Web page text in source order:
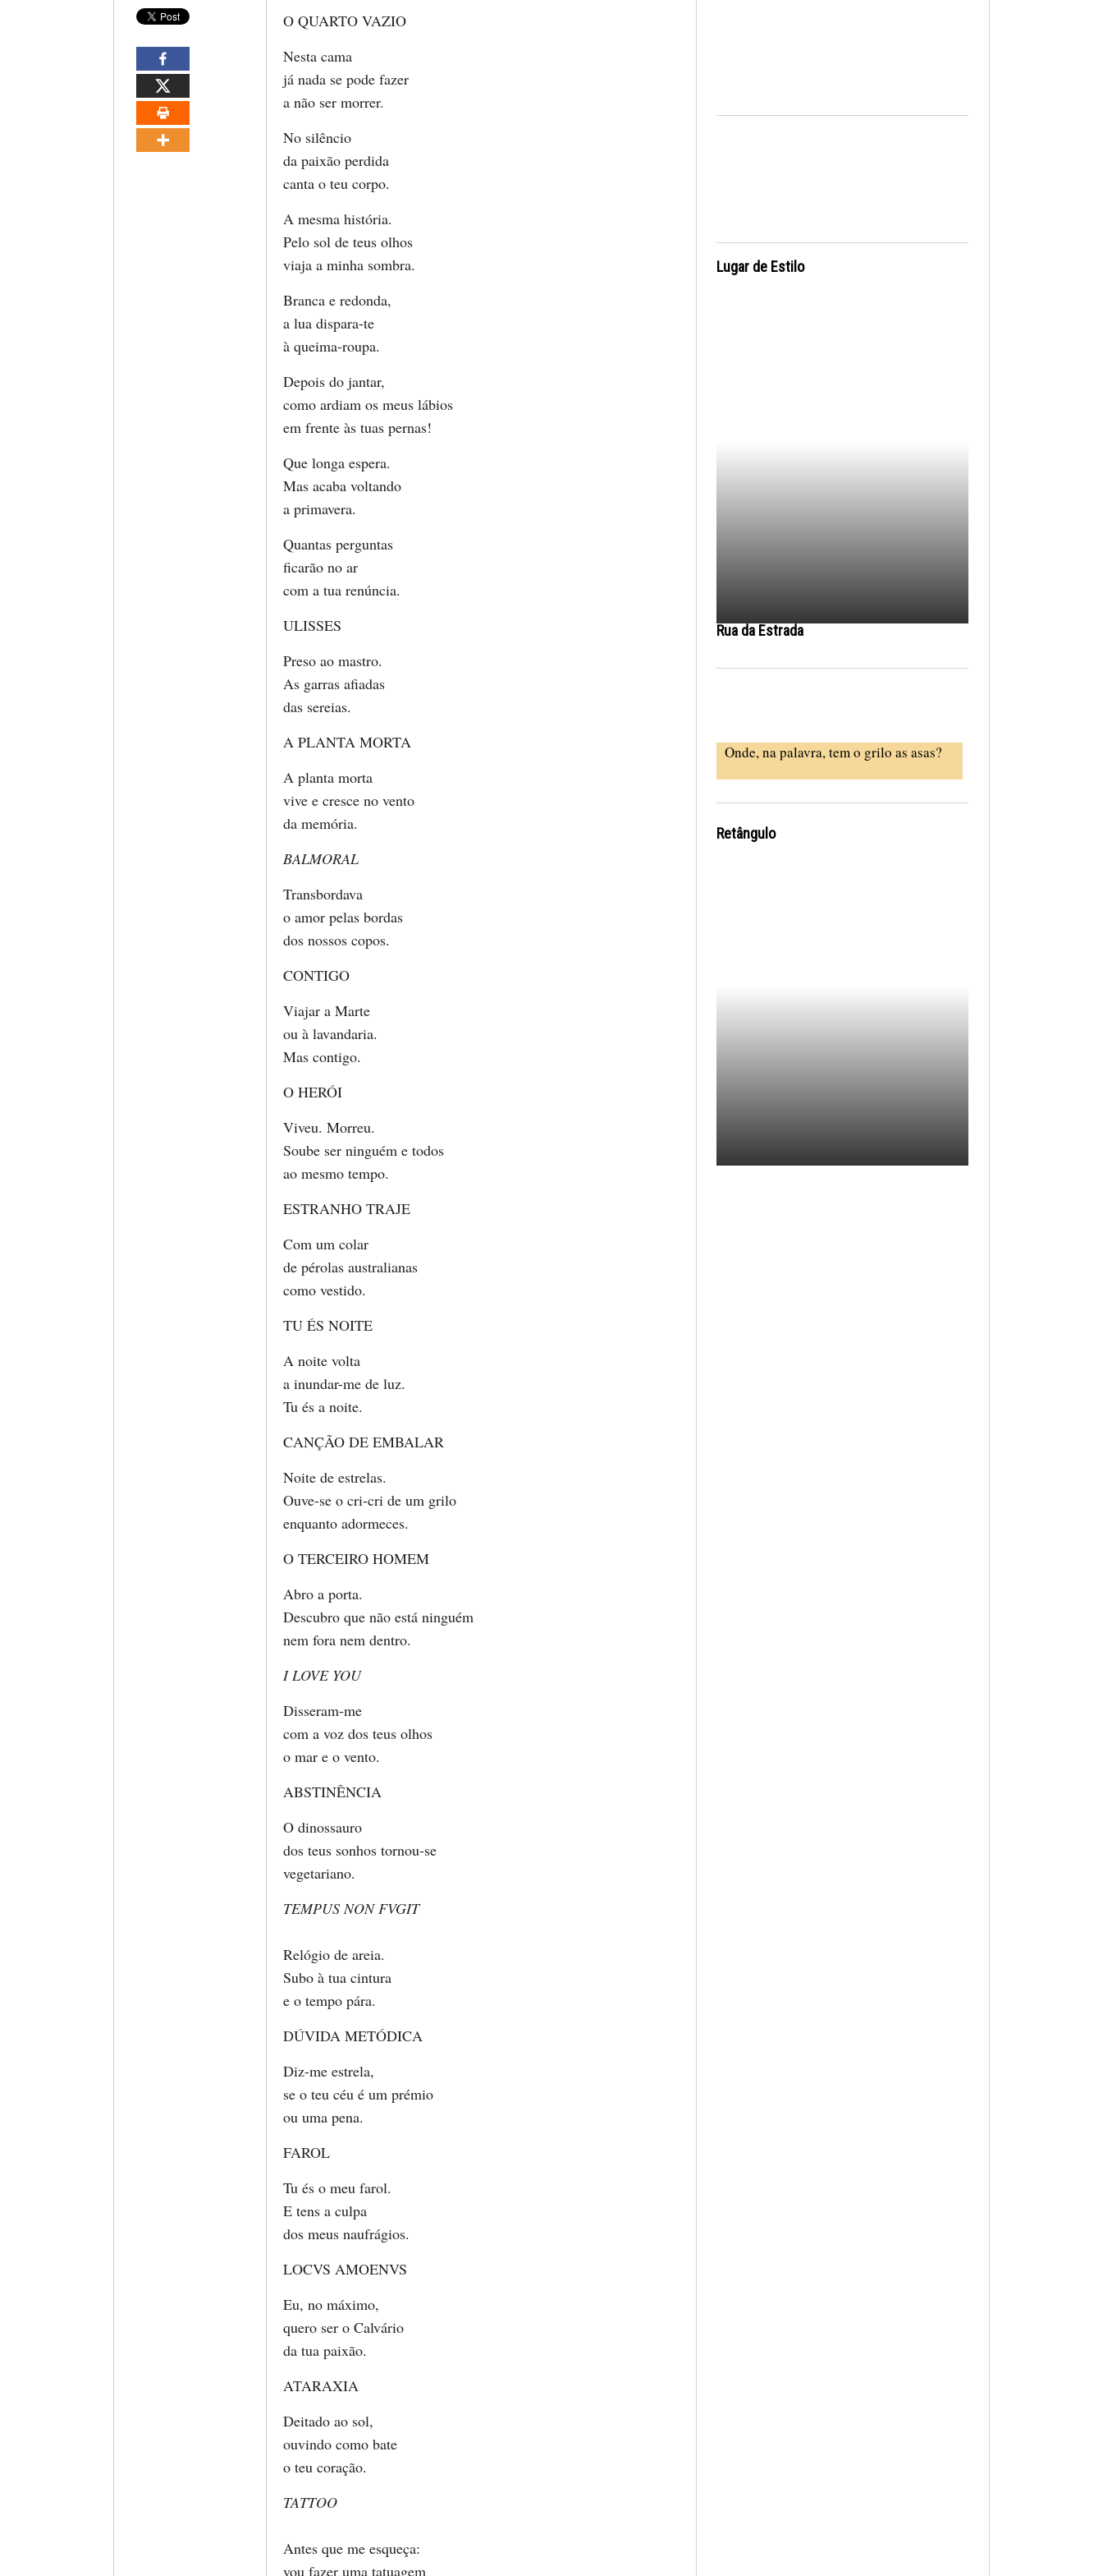
O QUARTO VAZIO
Nesta cama
já nada se pode fazer
a não ser morrer.
No silêncio
da paixão perdida
canta o teu corpo.
A mesma história.
Pelo sol de teus olhos
viaja a minha sombra.
Branca e redonda,
a lua dispara-te
à queima-roupa.
Depois do jantar,
como ardiam os meus lábios
em frente às tuas pernas!
Que longa espera.
Mas acaba voltando
a primavera.
Quantas perguntas
ficarão no ar
com a tua renúncia.
ULISSES
Preso ao mastro.
As garras afiadas
das sereias.
A PLANTA MORTA
A planta morta
vive e cresce no vento
da memória.
BALMORAL
Transbordava
o amor pelas bordas
dos nossos copos.
CONTIGO
Viajar a Marte
ou à lavandaria.
Mas contigo.
O HERÓI
Viveu. Morreu.
Soube ser ninguém e todos
ao mesmo tempo.
ESTRANHO TRAJE
Com um colar
de pérolas australianas
como vestido.
TU ÉS NOITE
A noite volta
a inundar-me de luz.
Tu és a noite.
CANÇÃO DE EMBALAR
Noite de estrelas.
Ouve-se o cri-cri de um grilo
enquanto adormeces.
O TERCEIRO HOMEM
Abro a porta.
Descubro que não está ninguém
nem fora nem dentro.
I LOVE YOU
Disseram-me
com a voz dos teus olhos
o mar e o vento.
ABSTINÊNCIA
O dinossauro
dos teus sonhos tornou-se
vegetariano.
TEMPUS NON FVGIT
Relógio de areia.
Subo à tua cintura
e o tempo pára.
DÚVIDA METÓDICA
Diz-me estrela,
se o teu céu é um prémio
ou uma pena.
FAROL
Tu és o meu farol.
E tens a culpa
dos meus naufrágios.
LOCVS AMOENVS
Eu, no máximo,
quero ser o Calvário
da tua paixão.
ATARAXIA
Deitado ao sol,
ouvindo como bate
o teu coração.
TATTOO
Antes que me esqueça:
vou fazer uma tatuagem
Lugar de Estilo
Rua da Estrada
Onde, na palavra, tem o grilo as asas?
Retângulo